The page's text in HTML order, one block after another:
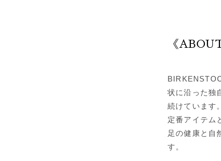
《
状に沿った独
続けています
定番アイテム
足の健康と自
す。